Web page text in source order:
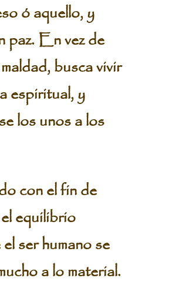
ó aquello, y
paz. En vez de
busca vivir
espiritual, y
los unos a los
con el fin de
equilibrio
ser humano se
a lo material.